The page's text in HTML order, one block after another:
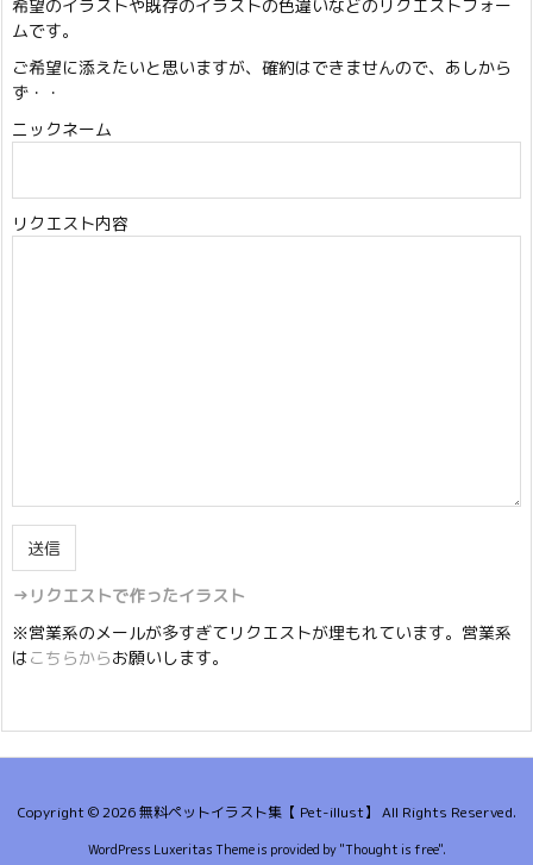
希望のイラストや既存のイラストの色違いなどのリクエストフォー
ムです。
ご希望に添えたいと思いますが、確約はできませんので、あしから
ず・・
ニックネーム
リクエスト内容
→リクエストで作ったイラスト
※営業系のメールが多すぎてリクエストが埋もれています。営業系
はこちらからお願いします。
Copyright ©2026 無料ペットイラスト集【 Pet-illust】 All Rights Reserved.
WordPress Luxeritas Theme is provided by "Thought is free".